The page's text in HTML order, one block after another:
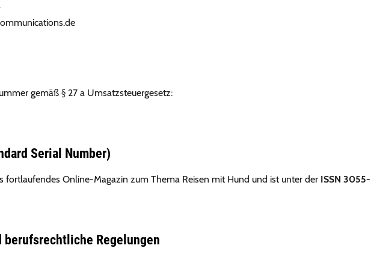
zm
gemäß § 27 a Umsatzsteuergesetz:
Serial Number)
fortlaufendes Online-Magazin zum Thema Reisen mit Hund und ist unter der ISSN 3055-
berufsrechtliche Regelungen